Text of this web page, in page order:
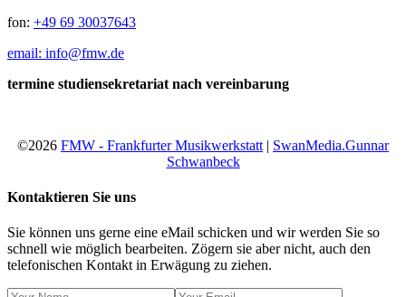
fon: +49 69 30037643
email: info@fmw.de
termine studiensekretariat nach vereinbarung
©2026 FMW - Frankfurter Musikwerkstatt | SwanMedia.Gunnar
Schwanbeck
Kontaktieren Sie uns
Sie können uns gerne eine eMail schicken und wir werden Sie so
schnell wie möglich bearbeiten. Zögern sie aber nicht, auch den
telefonischen Kontakt in Erwägung zu ziehen.